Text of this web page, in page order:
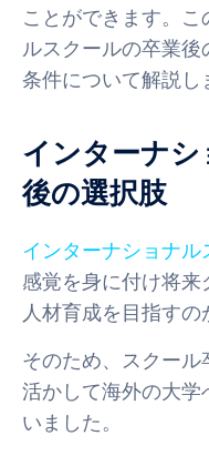
ことができます。
ルスクールの卒業
条件について解説し
インターナ
後の選択肢
インターナショナル
感覚を身に付け将
人材育成を目指すの
そのため、スクー
活かして海外の大学
いました。